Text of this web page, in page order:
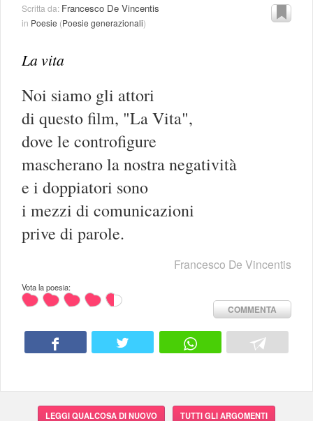
Scritta da: Francesco De Vincentis
in Poesie (Poesie generazionali)
La vita
Noi siamo gli attori
di questo film, "La Vita",
dove le controfigure
mascherano la nostra negatività
e i doppiatori sono
i mezzi di comunicazioni
prive di parole.
Francesco De Vincentis
Vota la poesia:
COMMENTA
LEGGI QUALCOSA DI NUOVO TUTTI GLI ARGOMENTI